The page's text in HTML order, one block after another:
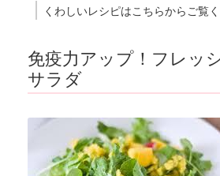
くわしいレシピはこちらからご覧
免疫力アップ！フレッ
サラダ